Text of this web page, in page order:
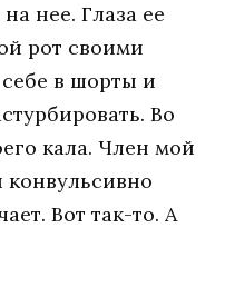
нее. Глаза ее
рот своими
себе в шорты и
Во
кала. Член мой
конвульсивно
Вот так-то. А